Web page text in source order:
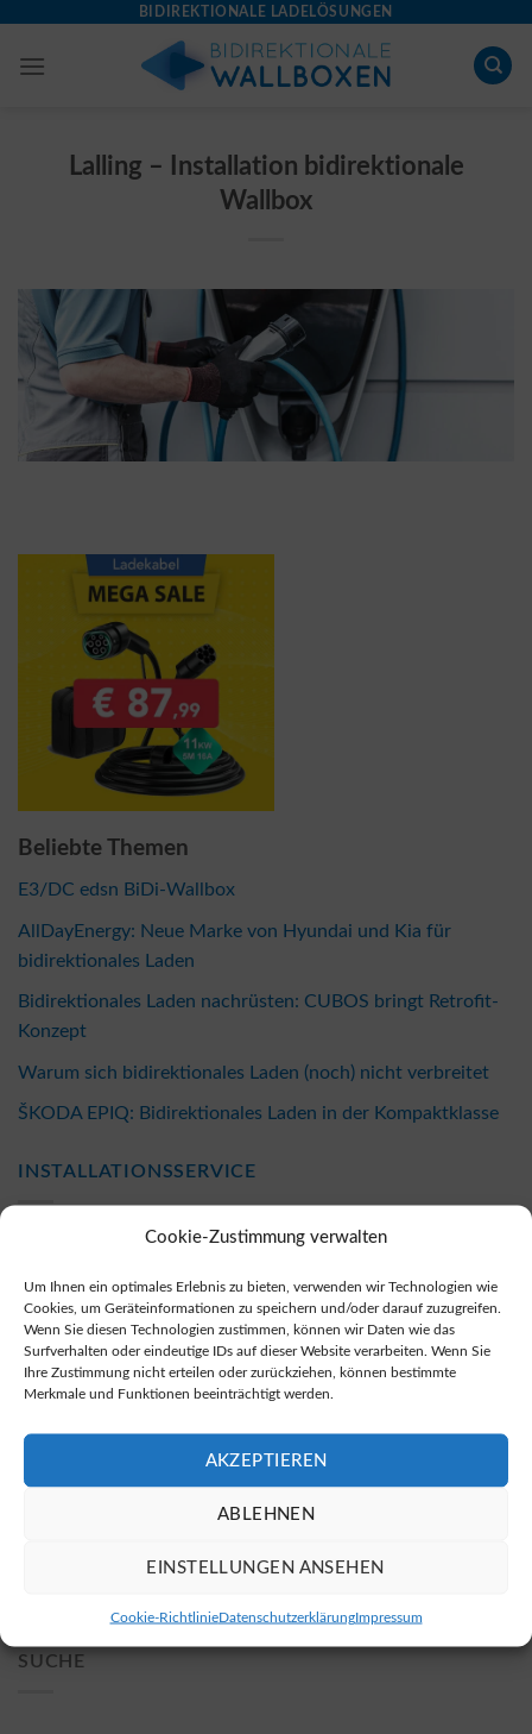
Cookie-Zustimmung verwalten
Um Ihnen ein optimales Erlebnis zu bieten, verwenden wir Technologien wie
Cookies, um Geräteinformationen zu speichern und/oder darauf zuzugreifen.
Wenn Sie diesen Technologien zustimmen, können wir Daten wie das
Surfverhalten oder eindeutige IDs auf dieser Website verarbeiten. Wenn Sie
Ihre Zustimmung nicht erteilen oder zurückziehen, können bestimmte
Merkmale und Funktionen beeinträchtigt werden.
AKZEPTIEREN
ABLEHNEN
EINSTELLUNGEN ANSEHEN
Cookie-RichtlinieDatenschutzerklärungImpressum
content
BIDIREKTIONALE LADELÖSUNGEN
Lalling – Installation bidirektionale
Wallbox
Beliebte Themen
E3/DC edsn BiDi-Wallbox
AllDayEnergy: Neue Marke von Hyundai und Kia für
bidirektionales Laden
Bidirektionales Laden nachrüsten: CUBOS bringt Retrofit-
Konzept
Warum sich bidirektionales Laden (noch) nicht verbreitet
ŠKODA EPIQ: Bidirektionales Laden in der Kompaktklasse
INSTALLATIONSSERVICE
Ilvesheim – Installation bidirektionale Wallbox
Gerach – Installation bidirektionale Wallbox
Kinzenburg – Installation bidirektionale Wallbox
Rüthen – Installation bidirektionale Wallbox
Nievern – Installation bidirektionale Wallbox
SUCHE